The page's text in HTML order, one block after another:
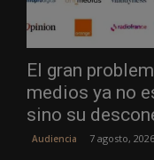
El gran
medios ya no
sino su
Audiencia 7 agosto, 2026